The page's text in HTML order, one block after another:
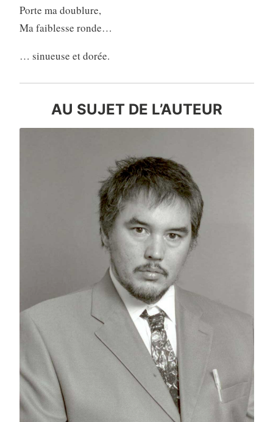
Porte ma doublure,
Ma faiblesse ronde…
… sinueuse et dorée.
AU SUJET DE L’AUTEUR